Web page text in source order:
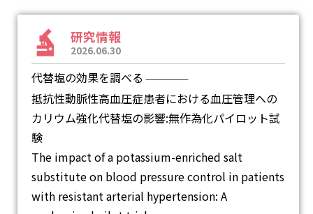
研究情報
2026.06.30
代替塩の効果を調べる ―
抵抗性動脈性高血圧症患者における血圧管理への
カリウム強化代替塩の影響:無作為化パイロット試
験
The impact of a potassium-enriched salt
substitute on blood pressure control in patients
with resistant arterial hypertension: A